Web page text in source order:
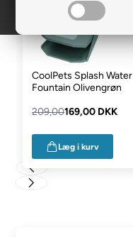
CoolPets Splash Water
Fountain Olivengrøn
209,00169,00 DKK
Læg i kurv